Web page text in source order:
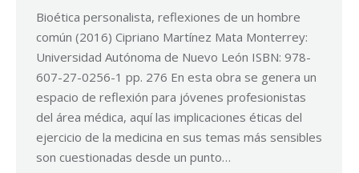
Bioética personalista, reflexiones de un hombre
común (2016) Cipriano Martínez Mata Monterrey:
Universidad Autónoma de Nuevo León ISBN: 978-
607-27-0256-1 pp. 276 En esta obra se genera un
espacio de reflexión para jóvenes profesionistas
del área médica, aquí las implicaciones éticas del
ejercicio de la medicina en sus temas más sensibles
son cuestionadas desde un punto…